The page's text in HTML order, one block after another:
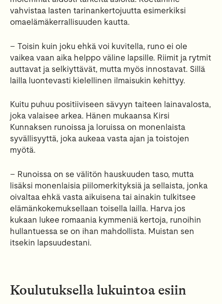
vahvistaa lasten tarinankertojuutta esimerkiksi
omaelämäkerrallisuuden kautta.
– Toisin kuin joku ehkä voi kuvitella, runo ei ole
vaikea vaan aika helppo väline lapsille. Riimit ja rytmit
auttavat ja selkiyttävät, mutta myös innostavat. Sillä
lailla luontevasti kielellinen ilmaisukin kehittyy.
Kuitu puhuu positiiviseen sävyyn taiteen lainavalosta,
joka valaisee arkea. Hänen mukaansa Kirsi
Kunnaksen runoissa ja loruissa on monenlaista
syvällisyyttä, joka aukeaa vasta ajan ja toistojen
myötä.
– Runoissa on se välitön hauskuuden taso, mutta
lisäksi monenlaisia piilomerkityksiä ja sellaista, jonka
oivaltaa ehkä vasta aikuisena tai ainakin tulkitsee
elämänkokemuksellaan toisella lailla. Harva jos
kukaan lukee romaania kymmeniä kertoja, runoihin
hullantuessa se on ihan mahdollista. Muistan sen
itsekin lapsuudestani.
Koulutuksella lukuintoa esiin